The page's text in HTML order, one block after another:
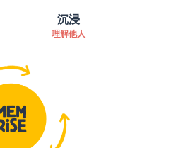
沉浸
理解他人